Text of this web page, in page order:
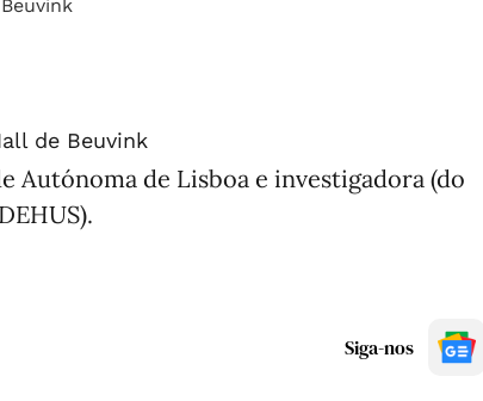
de Beuvink
Autónoma de Lisboa e investigadora (do
Siga-nos